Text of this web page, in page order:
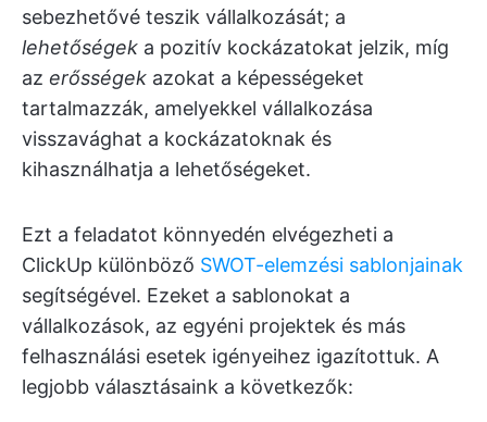
sebezhetővé teszik vállalkozását; a
lehetőségek a pozitív kockázatokat jelzik, míg
az erősségek azokat a képességeket
tartalmazzák, amelyekkel vállalkozása
visszavághat a kockázatoknak és
kihasználhatja a lehetőségeket.
Ezt a feladatot könnyedén elvégezheti a
ClickUp különböző SWOT-elemzési sablonjainak
segítségével. Ezeket a sablonokat a
vállalkozások, az egyéni projektek és más
felhasználási esetek igényeihez igazítottuk. A
legjobb választásaink a következők: